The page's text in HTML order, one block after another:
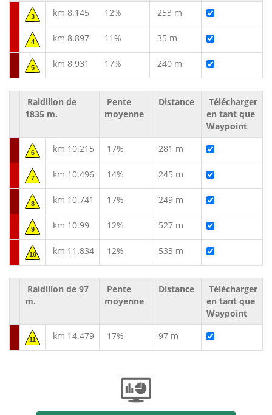
3 km 8.145 12% 253 m
4 km 8.897 11% 35 m
5 km 8.931 17% 240 m
Raidillon de
1835 m.
Pente
moyenne
Distance
Télécharger
en tant que
Waypoint
6 km 10.215 17% 281 m
7 km 10.496 14% 245 m
8 km 10.741 17% 249 m
9 km 10.99 12% 527 m
10 km 11.834 12% 533 m
Raidillon de 97
m.
Pente
moyenne
Distance
Télécharger
en tant que
Waypoint
11 km 14.479 17% 97 m